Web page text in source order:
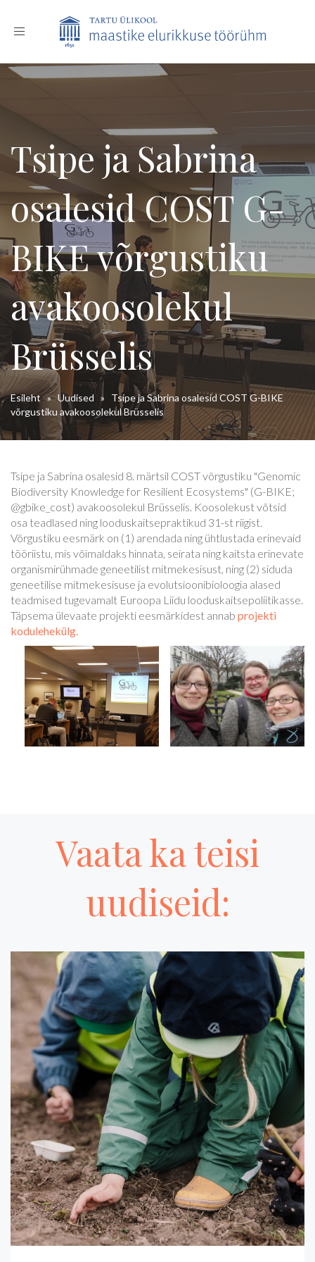
Toggle
Tsipe ja Sabrina
osalesid COST G-
BIKE võrgustiku
avakoosolekul
Brüsselis
Esileht»Uudised » Tsipe ja Sabrina osalesid COST G-BIKE
võrgustiku avakoosolekul Brüsselis
Tsipe ja Sabrina osalesid 8. märtsil COST võrgustiku "Genomic
Biodiversity Knowledge for Resilient Ecosystems" (G-BIKE;
@gbike_cost) avakoosolekul Brüsselis. Koosolekust võtsid
osa teadlased ning looduskaitsepraktikud 31-st riigist.
Võrgustiku eesmärk on (1) arendada ning ühtlustada erinevaid
tööriistu, mis võimaldaks hinnata, seirata ning kaitsta erinevate
organismirühmade geneetilist mitmekesisust, ning (2) siduda
geneetilise mitmekesisuse ja evolutsioonibioloogia alased
teadmised tugevamalt Euroopa Liidu looduskaitsepoliitikasse.
Täpsema ülevaate projekti eesmärkidest annab projekti
kodulehekülg.
Vaata ka teisi
uudiseid: